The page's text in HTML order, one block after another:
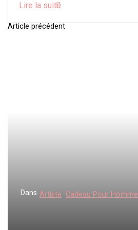
Lire la suite
N
Article précédent
Dans Artiste Cadeau Pour Homme